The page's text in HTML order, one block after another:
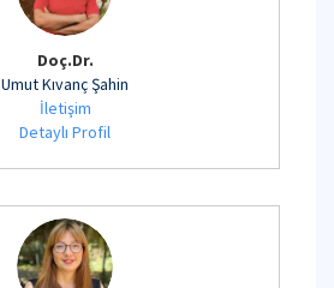
Doç.Dr.
Umut Kıvanç Şahin
İletişim
Detaylı Profil